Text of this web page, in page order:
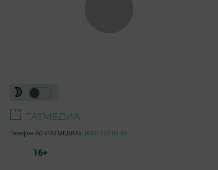
Телефон АО «ТАТМЕДИА»: (843) 222 09 84
16+